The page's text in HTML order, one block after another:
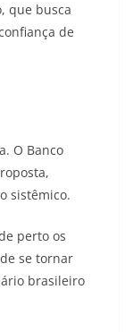
que busca
de
O Banco
sistêmico.
perto os
se tornar
brasileiro